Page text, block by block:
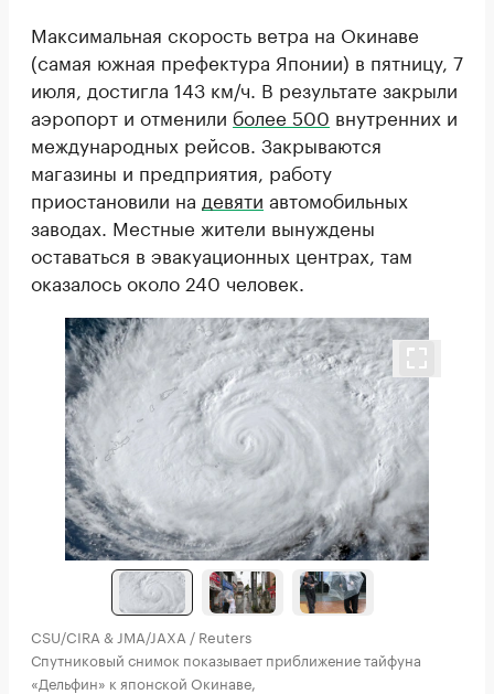
Максимальная скорость ветра на Окинаве
(самая южная префектура Японии) в пятницу, 7
июля, достигла 143 км/ч. В результате закрыли
аэропорт и отменили более 500 внутренних и
международных рейсов. Закрываются
магазины и предприятия, работу
приостановили на девяти автомобильных
заводах. Местные жители вынуждены
оставаться в эвакуационных центрах, там
оказалось около 240 человек.
CSU/CIRA & JMA/JAXA / Reuters
Спутниковый снимок показывает приближение тайфуна
«Дельфин» к японской Окинаве,